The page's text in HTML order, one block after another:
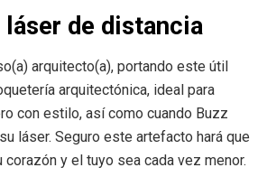
de distancia
arquitecto(a), portando este útil
arquitectónica, ideal para
con estilo, así como cuando Buzz
láser. Seguro este artefacto hará que
y el tuyo sea cada vez menor.